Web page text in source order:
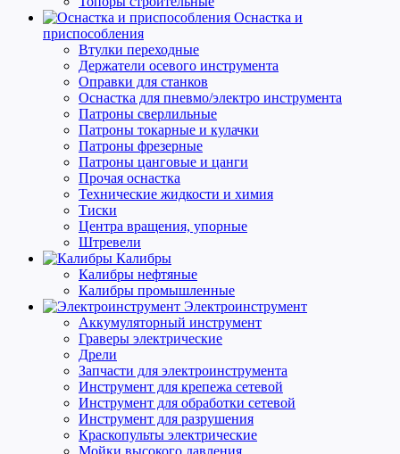
Оснастка и
приспособления
Втулки переходные
Держатели осевого инструмента
Оправки для станков
Оснастка для пневмо/электро инструмента
Патроны сверлильные
Патроны токарные и кулачки
Патроны фрезерные
Патроны цанговые и цанги
Прочая оснастка
Технические жидкости и химия
Тиски
Центра вращения, упорные
Штревели
Калибры
Калибры нефтяные
Калибры промышленные
Электроинструмент
Аккумуляторный инструмент
Граверы электрические
Дрели
Запчасти для электроинструмента
Инструмент для крепежа сетевой
Инструмент для обработки сетевой
Инструмент для разрушения
Краскопульты электрические
Мойки высокого давления